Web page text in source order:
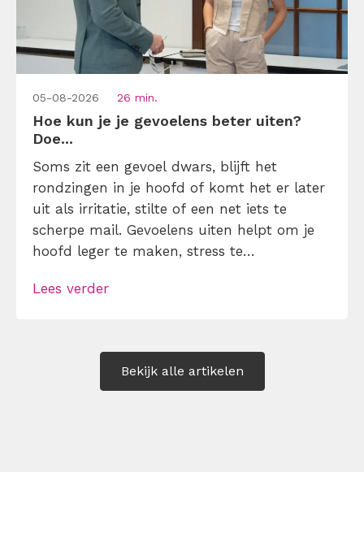
05-08-2026 26 min.
Hoe kun je je gevoelens beter uiten?
Doe...
Soms zit een gevoel dwars, blijft het
rondzingen in je hoofd of komt het er later
uit als irritatie, stilte of een net iets te
scherpe mail. Gevoelens uiten helpt om je
hoofd leger te maken, stress te
Maar hoe doe je dat zonder drama, verwijt
Lees verder
Bekijk alle artikelen